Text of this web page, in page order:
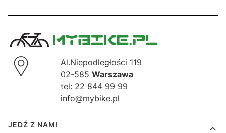
Al.Niepodległości 119
02-585 Warszawa
tel: 22 844 99 99
info@mybike.pl
Linki w stopce
JEDŹ Z NAMI